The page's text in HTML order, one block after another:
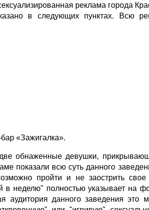
реклама города
в следующих пунктах. Всю
«Зажигалка».
обнаженные девушки,
показали всю суть данного
пройти и не заострить
в неделю" полностью указывает на
данного заведения это